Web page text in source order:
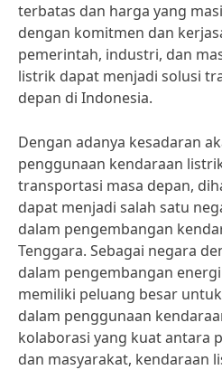
terbatas dan harga yang
dengan komitmen dan
pemerintah, industri, dan
listrik dapat menjadi solusi
depan di Indonesia.
Dengan adanya kesadaran
penggunaan kendaraan
transportasi masa depan,
dapat menjadi salah satu
dalam pengembangan
Tenggara. Sebagai negara
dalam pengembangan
memiliki peluang besar
dalam penggunaan
kolaborasi yang kuat antara
dan masyarakat, kendaraan